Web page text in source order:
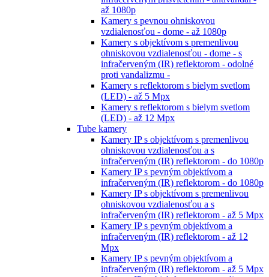
až 1080p
Kamery s pevnou ohniskovou
vzdialenosťou - dome - až 1080p
Kamery s objektívom s premenlivou
ohniskovou vzdialenosťou - dome - s
infračerveným (IR) reflektorom - odolné
proti vandalizmu -
Kamery s reflektorom s bielym svetlom
(LED) - až 5 Mpx
Kamery s reflektorom s bielym svetlom
(LED) - až 12 Mpx
Tube kamery
Kamery IP s objektívom s premenlivou
ohniskovou vzdialenosťou a s
infračerveným (IR) reflektorom - do 1080p
Kamery IP s pevným objektívom a
infračerveným (IR) reflektorom - do 1080p
Kamery IP s objektívom s premenlivou
ohniskovou vzdialenosťou a s
infračerveným (IR) reflektorom - až 5 Mpx
Kamery IP s pevným objektívom a
infračerveným (IR) reflektorom - až 12
Mpx
Kamery IP s pevným objektívom a
infračerveným (IR) reflektorom - až 5 Mpx